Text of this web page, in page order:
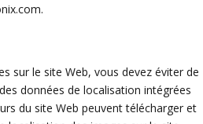
sur le site Web, vous devez éviter de
données de localisation intégrées
du site Web peuvent télécharger et